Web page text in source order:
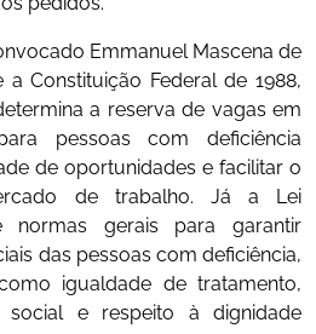
Emmanuel Mascena de
Constituição Federal de 1988,
a reserva de vagas em
pessoas com deficiência
de oportunidades e facilitar o
de trabalho. Já a Lei
normas gerais para garantir
das pessoas com deficiência,
igualdade de tratamento,
social e respeito à dignidade